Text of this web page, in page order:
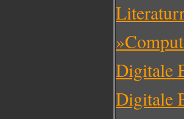
Digitale
Digitale